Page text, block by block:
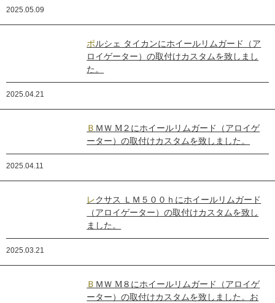
2025.05.09
ポルシェ タイカンにホイールリムガード（ア
ロイゲーター）の取付けカスタムを致しまし
た。
2025.04.21
ＢＭＷ M２にホイールリムガード（アロイゲ
ーター）の取付けカスタムを致しました。
2025.04.11
レクサス ＬＭ５００ｈにホイールリムガード
（アロイゲーター）の取付けカスタムを致し
ました。
2025.03.21
ＢＭＷ M８にホイールリムガード（アロイゲ
ーター）の取付けカスタムを致しました。お